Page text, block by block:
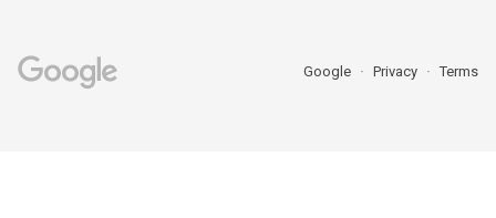
Google Privacy Terms